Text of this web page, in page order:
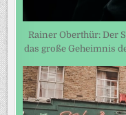
Rainer Oberthür: Der
das große Geheimnis